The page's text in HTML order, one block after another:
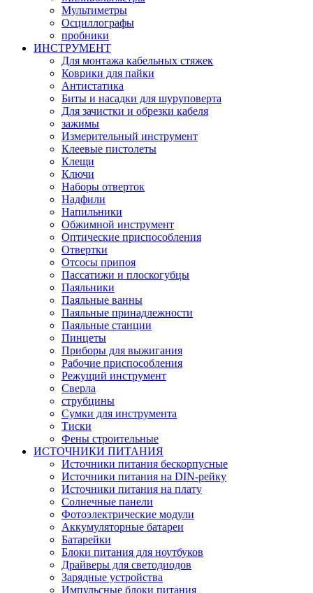
Мультиметры
Осциллографы
пробники
ИНСТРУМЕНТ
Для монтажа кабельных стяжек
Коврики для пайки
Антистатика
Биты и насадки для шуруповерта
Для зачистки и обрезки кабеля
зажимы
Измерительный инструмент
Клеевые пистолеты
Клещи
Ключи
Наборы отверток
Надфили
Напильники
Обжимной инструмент
Оптические приспособления
Отвертки
Отсосы припоя
Пассатижи и плоскогубцы
Паяльники
Паяльные ванны
Паяльные принадлежности
Паяльные станции
Пинцеты
Приборы для выжигания
Рабочие приспособления
Режущий инструмент
Сверла
струбцины
Сумки для инструмента
Тиски
Фены строительные
ИСТОЧНИКИ ПИТАНИЯ
Источники питания бескорпусные
Источники питания на DIN-рейку
Источники питания на плату
Солнечные панели
Фотоэлектрические модули
Аккумуляторные батареи
Батарейки
Блоки питания для ноутбуков
Драйверы для светодиодов
Зарядные устройства
Импульсные блоки питания